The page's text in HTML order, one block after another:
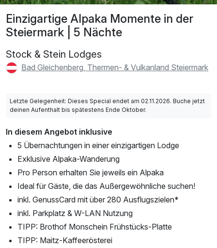
Einzigartige Alpaka Momente in der
Steiermark | 5 Nächte
Stock & Stein Lodges
Bad Gleichenberg, Thermen- & Vulkanland Steiermark
Letzte Gelegenheit: Dieses Special endet am 02.11.2026. Buche jetzt
deinen Aufenthalt bis spätestens Ende Oktober.
In diesem Angebot inklusive
5 Übernachtungen in einer einzigartigen Lodge
Exklusive Alpaka-Wanderung
Pro Person erhalten Sie jeweils ein Alpaka
Ideal für Gäste, die das Außergewöhnliche suchen!
inkl. GenussCard mit über 280 Ausflugszielen*
inkl. Parkplatz & W-LAN Nutzung
TIPP: Brothof Monschein Frühstücks-Platte
TIPP: Maitz-Kaffeerösterei